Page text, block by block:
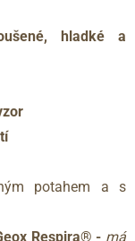
hladké a
potahem a s
Respira® - má